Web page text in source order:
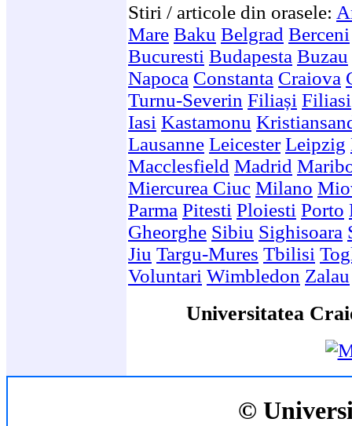
Stiri / articole din orasele:
Mare Baku Belgrad Berceni
Bucuresti Budapesta Buzau
Napoca Constanta Craiova
Turnu-Severin Filiași Filiasi
Iasi Kastamonu
Lausanne Leicester Leipzig
Macclesfield Madrid
Miercurea Ciuc Milano
Parma Pitesti Ploiesti Porto
Gheorghe Sibiu Sighisoara
Jiu Targu-Mures Tbilisi
Voluntari Wimbledon Zalau
Universitatea
©